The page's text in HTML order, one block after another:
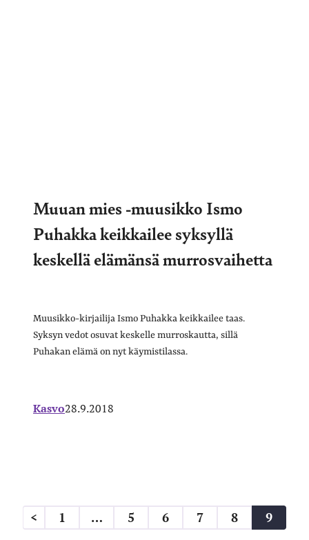
Muuan mies -muusikko Ismo
Puhakka keikkailee syksyllä
keskellä elämänsä murrosvaihetta
Muusikko-kirjailija Ismo Puhakka keikkailee taas.
Syksyn vedot osuvat keskelle murroskautta, sillä
Puhakan elämä on nyt käymistilassa.
Kasvo28.9.2018
Artikkelien
< 1 … 5 6 7 8 9